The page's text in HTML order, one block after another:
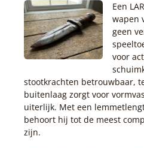
Een
wapen
geen
voor
stootkrachten betrouwbaar,
buitenlaag zorgt voor
uiterlijk. Met een
behoort hij tot de meest
zijn.